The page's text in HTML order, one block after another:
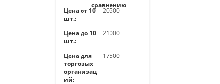
сравнению
Цена от 10
шт.:
20500
Цена до 10
шт.:
21000
Цена для
торговых
организац
ий:
17500